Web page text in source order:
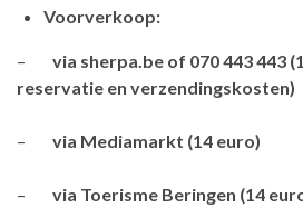
Voorverkoop:
– via sherpa.be of 070 443 443
reservatie en verzendingskosten)
– via Mediamarkt (14 euro)
– via Toerisme Beringen (14